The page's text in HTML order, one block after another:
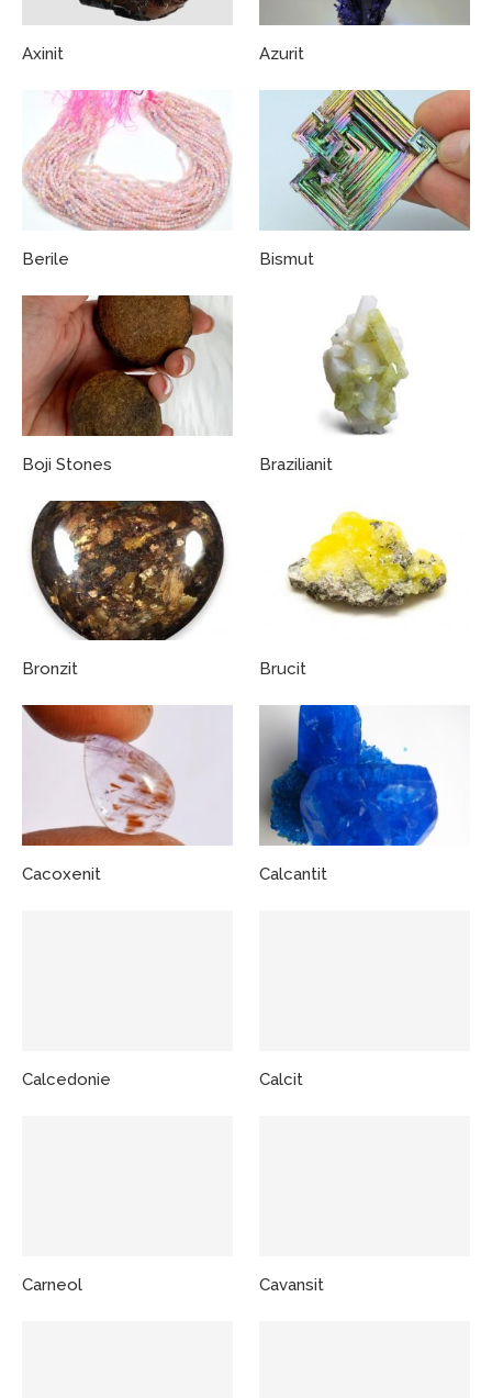
Axinit Azurit
Berile Bismut
Boji Stones Brazilianit
Bronzit Brucit
Cacoxenit Calcantit
Calcedonie Calcit
Carneol Cavansit